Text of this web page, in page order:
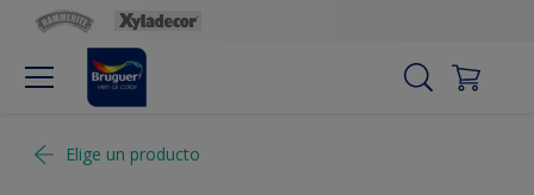
Elige un producto